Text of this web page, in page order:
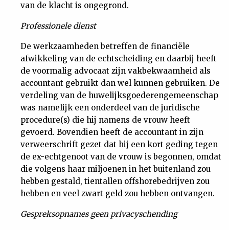
van de klacht is ongegrond.
Professionele dienst
De werkzaamheden betreffen de financiële
afwikkeling van de echtscheiding en daarbij heeft
de voormalig advocaat zijn vakbekwaamheid als
accountant gebruikt dan wel kunnen gebruiken. De
verdeling van de huwelijksgoederengemeenschap
was namelijk een onderdeel van de juridische
procedure(s) die hij namens de vrouw heeft
gevoerd. Bovendien heeft de accountant in zijn
verweerschrift gezet dat hij een kort geding tegen
de ex-echtgenoot van de vrouw is begonnen, omdat
die volgens haar miljoenen in het buitenland zou
hebben gestald, tientallen offshorebedrijven zou
hebben en veel zwart geld zou hebben ontvangen.
Gespreksopnames geen privacyschending